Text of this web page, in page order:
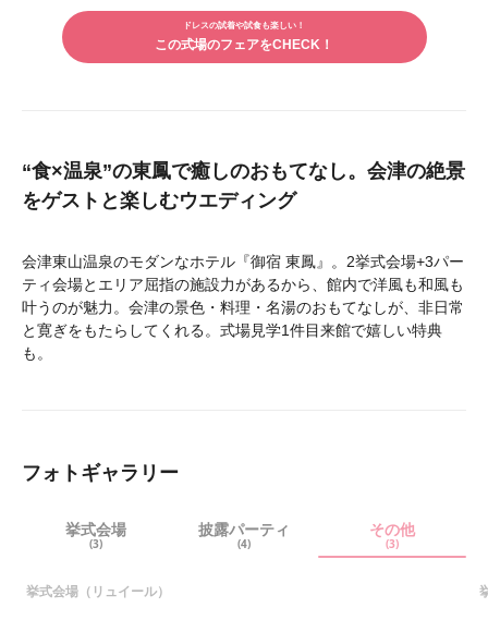
婚式後の宿泊は、家族と食事に温泉に1泊2日かけてたくさん
の結婚式の思い出が作れました。 翌日のチェックアウトの際
もお世話になったウェディングプランナーさんが最後まで見
ルで
シェ
アす
る
で
ドレスの試着や試食も楽しい！
この式場のフェアをCHECK！
“食×温泉”の東鳳で癒しのおもてなし。会津の絶景
をゲストと楽しむウエディング
会津東山温泉のモダンなホテル『御宿 東鳳』。2挙式会場+3パー
ティ会場とエリア屈指の施設力があるから、館内で洋風も和風も
叶うのが魅力。会津の景色・料理・名湯のおもてなしが、非日常
と寛ぎをもたらしてくれる。式場見学1件目来館で嬉しい特典
も。
フォトギャラリー
挙式会場
(3)
披露パーティ
(4)
その他
(3)
挙式会場（リュイール）